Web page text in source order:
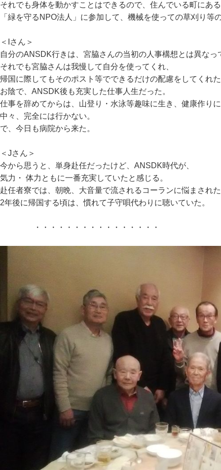
それでも身体を動かすことはできるので、住んでいる町にある
「緑を守るNPO法人」に参加して、機械を使っての草刈り
＜Iさん＞
自分のANSDK行きは、宮脇さんの当初の人事構想とは異なっ
それでも宮脇さんは我慢して自分を使ってくれ、
帰国に際してもそのポスト等でできるだけの配慮をしてくれ
お陰で、ANSDK後も充実した仕事人生だった。
仕事を辞めてからは、山登り・水泳等趣味に生き、健康作り
中々、完全には行かない。
で、今日も病院から来た。
＜Jさん＞
今から思うと、単身赴任だったけど、ANSDK時代が、
気力・ 体力ともに一番充実していたと感じる。
赴任者寮では、朝晩、大音量で流されるコーランに悩まされ
2年後に帰国する頃は、慣れて子守唄代わりに聴いていた。
・・・・・・・・・・・・・・・・